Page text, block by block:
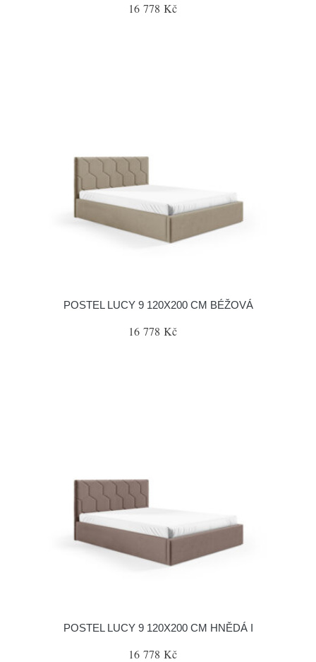
16 778 Kč
POSTEL LUCY 9 120X200 CM BÉŽOVÁ
16 778 Kč
POSTEL LUCY 9 120X200 CM HNĚDÁ I
16 778 Kč